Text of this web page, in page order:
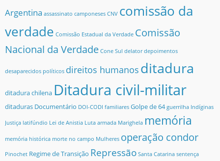
Argentina assassinato camponeses CNV comissão da
verdade Comissão Estadual da Verdade Comissão
Nacional da Verdade Cone Sul delator depoimentos
desaparecidos políticos direitos humanos ditadura
ditadura chilena Ditadura civil-militar
ditaduras Documentário DOI-CODI familiares Golpe de 64 guerrilha Indíginas
Justiça latifúndio Lei de Anistia Luta armada Marighela memória
memória histórica morte no campo Mulheres operação condor
Pinochet Regime de Transição Repressão Santa Catarina sentença